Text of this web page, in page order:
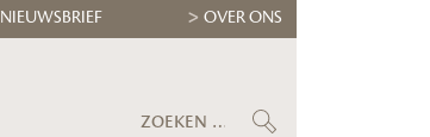
NIEUWSBRIEF OVER ONS